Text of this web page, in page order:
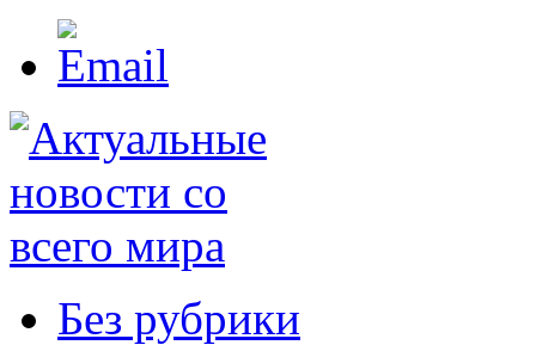
Без рубрики